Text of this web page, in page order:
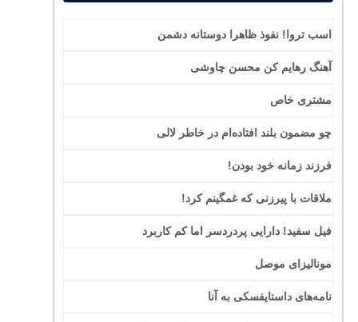
اسب تروا! نفوذ ظاهرا دوستانه دشمن
آهنگ رهایم کن محسن چاوشی
مشتری خاص
چو مضمون بلند افتاده‌ام در خاطر لالی
فرزند زمانه خود بودن!
ملاقات با پیرزنی که غمگینم کرد!
فیل سفید! دارایی پردردسر اما کم کاربرد
مونالیزای موصل
نامه‌های داستایفسکی به آنا